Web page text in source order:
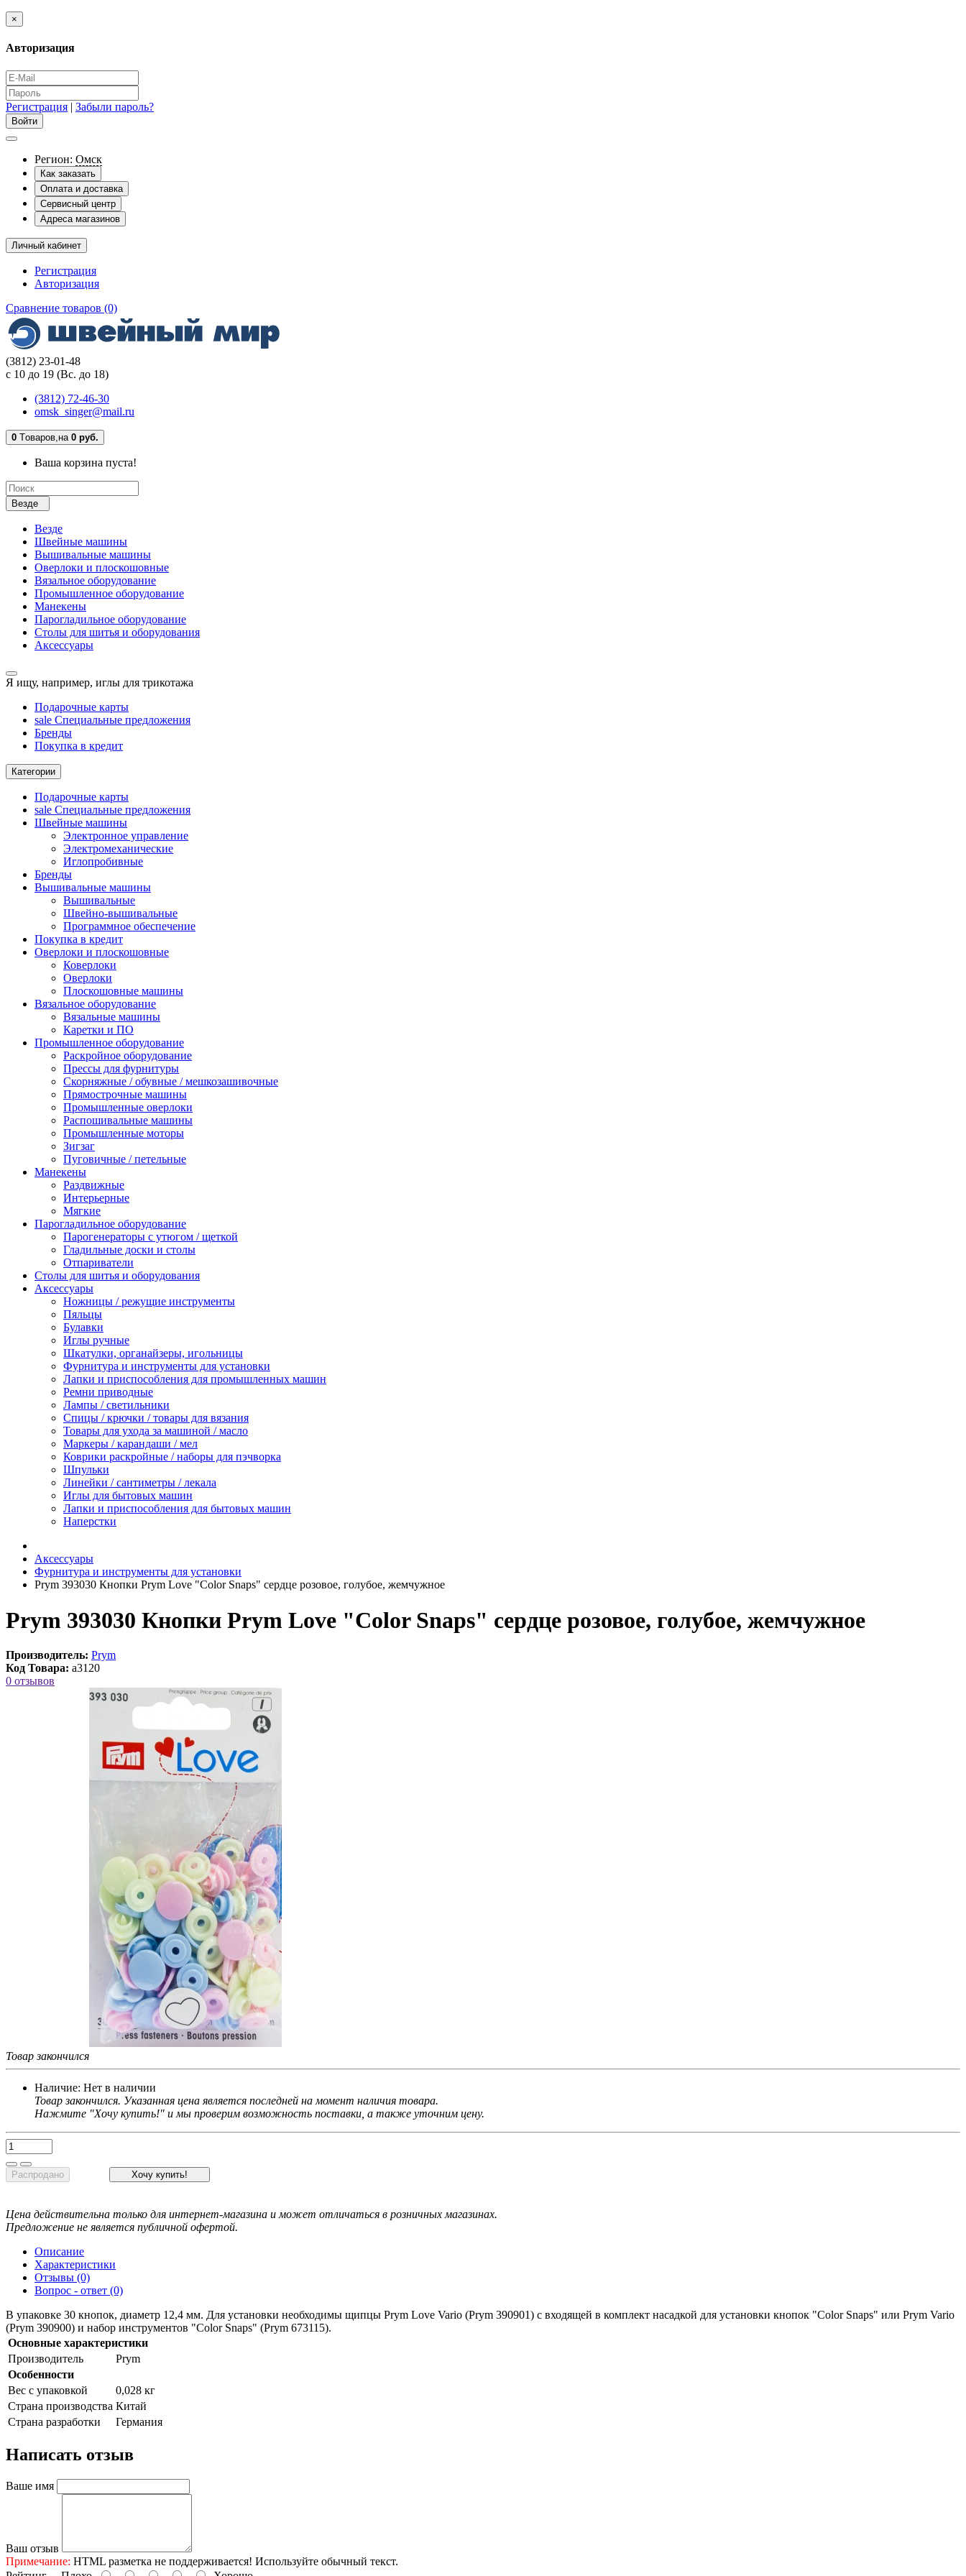
×
Авторизация
Регистрация | Забыли пароль?
Регион: Омск
Как заказать
Оплата и доставка
Сервисный центр
Адреса магазинов
Личный кабинет
Регистрация
Авторизация
Сравнение товаров (0)
(3812) 23-01-48
с 10 до 19 (Вс. до 18)
(3812) 72-46-30
omsk_singer@mail.ru
0 Tоваров,на 0 руб.
Ваша корзина пуста!
Везде
Везде
Швейные машины
Вышивальные машины
Оверлоки и плоскошовные
Вязальное оборудование
Промышленное оборудование
Манекены
Парогладильное оборудование
Столы для шитья и оборудования
Аксессуары
Я ищу, например, иглы для трикотажа
Подарочные карты
sale Специальные предложения
Бренды
Покупка в кредит
Категории
Подарочные карты
sale Специальные предложения
Швейные машины
Электронное управление
Электромеханические
Иглопробивные
Бренды
Вышивальные машины
Вышивальные
Швейно-вышивальные
Программное обеспечение
Покупка в кредит
Оверлоки и плоскошовные
Коверлоки
Оверлоки
Плоскошовные машины
Вязальное оборудование
Вязальные машины
Каретки и ПО
Промышленное оборудование
Раскройное оборудование
Прессы для фурнитуры
Скорняжные / обувные / мешкозашивочные
Прямострочные машины
Промышленные оверлоки
Распошивальные машины
Промышленные моторы
Зигзаг
Пуговичные / петельные
Манекены
Раздвижные
Интерьерные
Мягкие
Парогладильное оборудование
Парогенераторы с утюгом / щеткой
Гладильные доски и столы
Отпариватели
Столы для шитья и оборудования
Аксессуары
Ножницы / режущие инструменты
Пяльцы
Булавки
Иглы ручные
Шкатулки, органайзеры, игольницы
Фурнитура и инструменты для установки
Лапки и приспособления для промышленных машин
Ремни приводные
Лампы / светильники
Спицы / крючки / товары для вязания
Товары для ухода за машиной / масло
Маркеры / карандаши / мел
Коврики раскройные / наборы для пэчворка
Шпульки
Линейки / сантиметры / лекала
Иглы для бытовых машин
Лапки и приспособления для бытовых машин
Наперстки
Аксессуары
Фурнитура и инструменты для установки
Prym 393030 Кнопки Prym Love "Color Snaps" сердце розовое, голубое, жемчужное
Prym 393030 Кнопки Prym Love "Color Snaps" сердце розовое, голубое, жемчужное
Производитель: Prym
Код Товара: a3120
0 отзывов
Товар закончился
Наличие: Нет в наличии
Товар закончился. Указанная цена является последней на момент наличия товара.
Нажмите "Хочу купить!" и мы проверим возможность поставки, а также уточним цену.
Распродано Хочу купить!
Цена действительна только для интернет-магазина и может отличаться в розничных магазинах.
Предложение не является публичной офертой.
Описание
Характеристики
Отзывы (0)
Вопрос - ответ (0)
В упаковке 30 кнопок, диаметр 12,4 мм. Для установки необходимы щипцы Prym Love Vario (Prym 390901) c входящей в комплект насадкой для установки кнопок "Color Snaps" или Prym Vario
(Prym 390900) и набор инструментов "Color Snaps" (Prym 673115).
Основные характеристики
Производитель
Prym
Особенности
Вес с упаковкой
0,028 кг
Страна производства Китай
Страна разработки
Германия
Написать отзыв
Ваше имя
Ваш отзыв
Примечание: HTML разметка не поддерживается! Используйте обычный текст.